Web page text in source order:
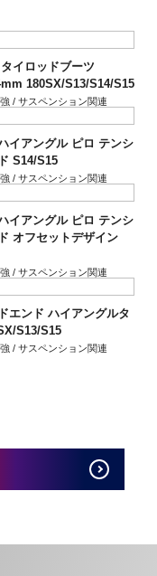
イロッドブーツ
180SX/S13/S14/S15
/ サスペンション関連
イアングル ピロ テンシ
S14/S15
/ サスペンション関連
イアングル ピロ テンシ
オフセットデザイン
/ サスペンション関連
エンド ハイアングルタ
S13/S15
/ サスペンション関連